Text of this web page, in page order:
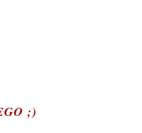
;)